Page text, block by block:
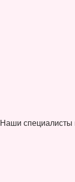
Наши специалисты